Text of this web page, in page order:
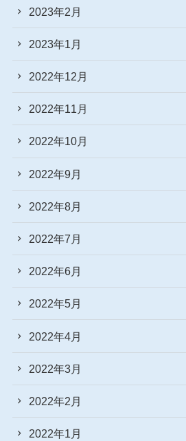
2023年2月
2023年1月
2022年12月
2022年11月
2022年10月
2022年9月
2022年8月
2022年7月
2022年6月
2022年5月
2022年4月
2022年3月
2022年2月
2022年1月